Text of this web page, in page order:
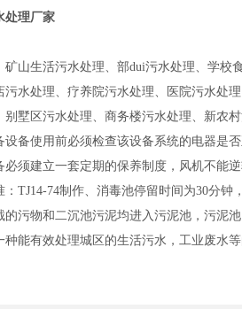
处理厂家
矿山生活污水处理、部dui污水处理、学
污水处理、疗养院污水处理、医院污水处
别墅区污水处理、商务楼污水处理、新农
设备使用前必须检查该设备系统的电器是
必须建立一套定期的保养制度，风机不能
TJ14-74制作、消毒池停留时间为30分
的污物和二沉池污泥均进入污泥池，污泥
种能有效处理城区的生活污水，工业废水